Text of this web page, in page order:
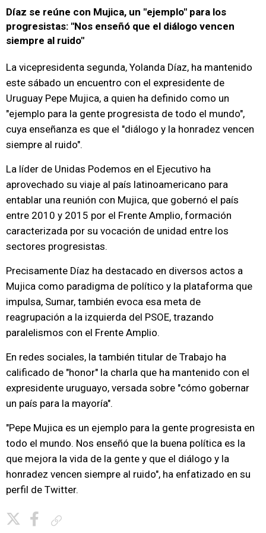
Díaz se reúne con Mujica, un "ejemplo" para los
progresistas: "Nos enseñó que el diálogo vencen
siempre al ruido"
La vicepresidenta segunda, Yolanda Díaz, ha mantenido
este sábado un encuentro con el expresidente de
Uruguay Pepe Mujica, a quien ha definido como un
"ejemplo para la gente progresista de todo el mundo",
cuya enseñanza es que el "diálogo y la honradez vencen
siempre al ruido".
La líder de Unidas Podemos en el Ejecutivo ha
aprovechado su viaje al país latinoamericano para
entablar una reunión con Mujica, que gobernó el país
entre 2010 y 2015 por el Frente Amplio, formación
caracterizada por su vocación de unidad entre los
sectores progresistas.
Precisamente Díaz ha destacado en diversos actos a
Mujica como paradigma de político y la plataforma que
impulsa, Sumar, también evoca esa meta de
reagrupación a la izquierda del PSOE, trazando
paralelismos con el Frente Amplio.
En redes sociales, la también titular de Trabajo ha
calificado de "honor" la charla que ha mantenido con el
expresidente uruguayo, versada sobre "cómo gobernar
un país para la mayoría".
"Pepe Mujica es un ejemplo para la gente progresista en
todo el mundo. Nos enseñó que la buena política es la
que mejora la vida de la gente y que el diálogo y la
honradez vencen siempre al ruido", ha enfatizado en su
perfil de Twitter.